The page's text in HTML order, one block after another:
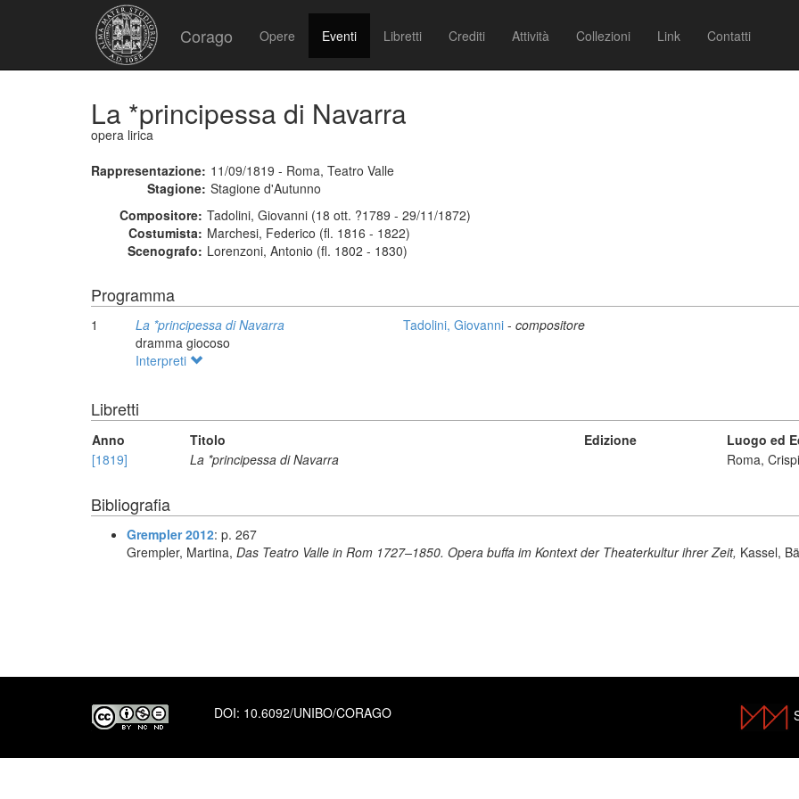
Corago Opere Eventi Libretti Crediti Attività Collezioni Link Contatti
La *principessa di Navarra
opera lirica
Rappresentazione: 11/09/1819 - Roma, Teatro Valle
Stagione: Stagione d'Autunno
Compositore: Tadolini, Giovanni (18 ott. ?1789 - 29/11/1872)
Costumista: Marchesi, Federico (fl. 1816 - 1822)
Scenografo: Lorenzoni, Antonio (fl. 1802 - 1830)
Programma
1
La *principessa di Navarra
dramma giocoso
Tadolini, Giovanni - compositore
Interpreti
Libretti
Anno Titolo Edizione
Luogo ed
[1819]
La *principessa di Navarra Roma,
Bibliografia
Grempler 2012: p. 267
Grempler, Martina, Das Teatro Valle in Rom 1727–1850. Opera buffa im Kontext der Theaterkultur ihrer Zeit, Kassel,
DOI: 10.6092/UNIBO/CORAGO